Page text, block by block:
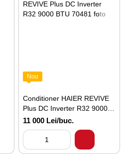
Nou
Conditioner HAIER REVIVE
Plus DC Inverter R32 9000
BTU
11 000 Lei/buc.